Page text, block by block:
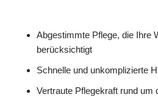
Abgestimmte Pflege, die Ihre
berücksichtigt
Schnelle und unkomplizierte
Vertraute Pflegekraft rund um